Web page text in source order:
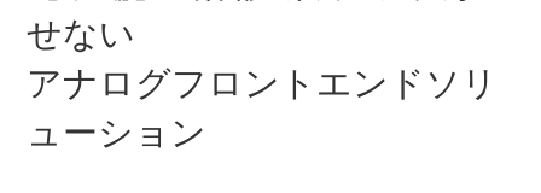
せない
アナログフロントエンドソリ
ューション